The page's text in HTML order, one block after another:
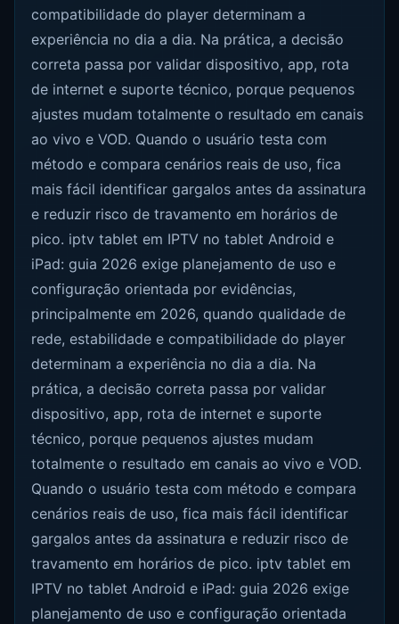
compatibilidade do player determinam a
experiência no dia a dia. Na prática, a decisão
correta passa por validar dispositivo, app, rota
de internet e suporte técnico, porque pequenos
ajustes mudam totalmente o resultado em canais
ao vivo e VOD. Quando o usuário testa com
método e compara cenários reais de uso, fica
mais fácil identificar gargalos antes da assinatura
e reduzir risco de travamento em horários de
pico. iptv tablet em IPTV no tablet Android e
iPad: guia 2026 exige planejamento de uso e
configuração orientada por evidências,
principalmente em 2026, quando qualidade de
rede, estabilidade e compatibilidade do player
determinam a experiência no dia a dia. Na
prática, a decisão correta passa por validar
dispositivo, app, rota de internet e suporte
técnico, porque pequenos ajustes mudam
totalmente o resultado em canais ao vivo e VOD.
Quando o usuário testa com método e compara
cenários reais de uso, fica mais fácil identificar
gargalos antes da assinatura e reduzir risco de
travamento em horários de pico. iptv tablet em
IPTV no tablet Android e iPad: guia 2026 exige
planejamento de uso e configuração orientada